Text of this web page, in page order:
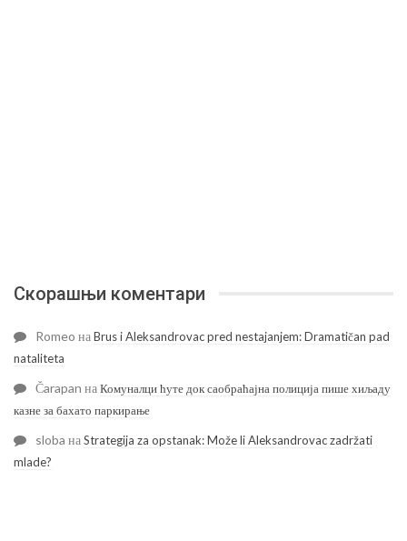
Скорашњи коментари
Romeo наBrus i Aleksandrovac pred nestajanjem: Dramatičan pad
nataliteta
Čarapan наКомуналци ћуте док саобраћајна полиција пише хиљаду
казне за бахато паркирање
sloba наStrategija za opstanak: Može li Aleksandrovac zadržati
mlade?